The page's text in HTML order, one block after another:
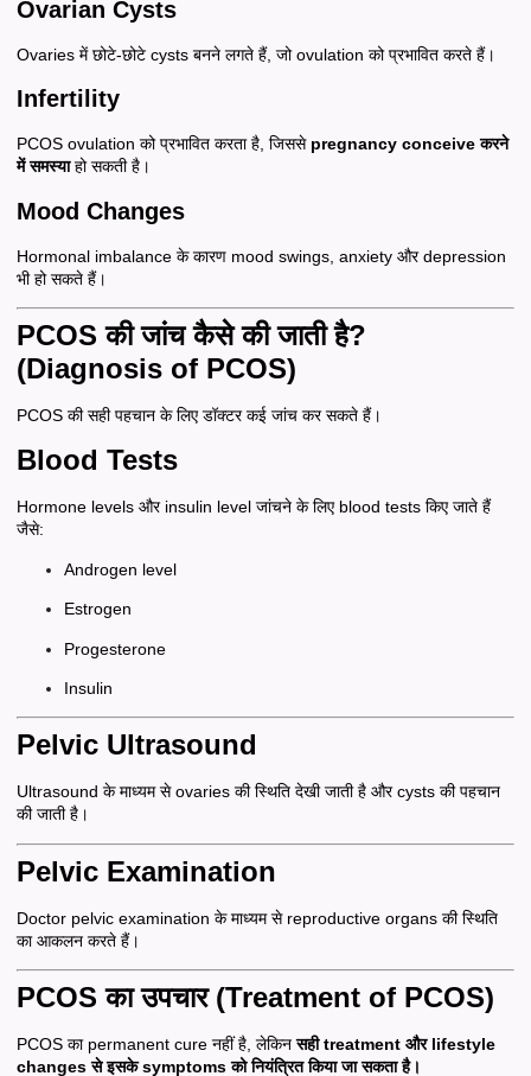
Ovarian Cysts
Ovaries में छोटे-छोटे cysts बनने लगते हैं, जो ovulation को प्रभावित करते हैं।
Infertility
PCOS ovulation को प्रभावित करता है, जिससे pregnancy conceive करने
में समस्याहो सकती है।
Mood Changes
Hormonal imbalance के कारण mood swings, anxiety और depression
भी हो सकते हैं।
PCOS की जांच कैसे की जाती है?
(Diagnosis of PCOS)
PCOS की सही पहचान के लिए डॉक्टर कई जांच कर सकते हैं।
Blood Tests
Hormone levels और insulin level जांचने के लिए blood tests किए जाते हैं
जैसे:
Androgen level
Estrogen
Progesterone
Insulin
Pelvic Ultrasound
Ultrasound के माध्यम से ovaries की स्थिति देखी जाती है और cysts की पहचान
की जाती है।
Pelvic Examination
Doctor pelvic examination के माध्यम से reproductive organs की स्थिति
का आकलन करते हैं।
PCOS का उपचार (Treatment of PCOS)
PCOS का permanent cure नहीं है, लेकिनसही treatment और lifestyle
changes से इसके symptoms को नियंत्रित किया जा सकता है।